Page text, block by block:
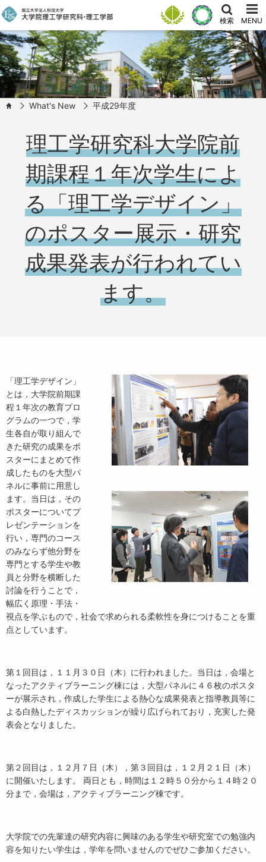
検索 MENU
HOMEWhat's New 平成29年度
理工学研究科大学院前
期課程１年次学生によ
る「理工学デザイン」
のポスター展示・研究
成果発表が行われてい
ます。
「理工学デザイン」
とは，大学院前期課
程１年次の教育プロ
グラムの一つで，学
生各自が取り組んで
きた研究の成果をポ
スターにまとめて作
成したものを大型パ
ネルに事前に用意し
ます。当日は，その
ポスターについてプ
レゼンテーションを
行い，専門のコース
のみならず他分野を
専門とする学生や教
員と分野を横断した
討論を行うことで，
幅広く原理・手法・
視点を学ぶもので，社会で求められる柔軟性を身につけることを重
点としています。
第１回目は，１１月３０日（木）に行われました。当日は，会場と
なったアクティブラーニング棟には，大型パネルに４６枚のポスタ
ーが展示され，作成した学生による熱心な成果発表と指導教員等に
よる白熱したディスカッションが繰り広げられており，充実した発
表会となりました。
第２回目は，１２月７日（木），第３回目は，１２月２１日（木）
に開催いたします。 両日とも，時間は１２時５０分から１４時２０
分まで，会場は，アクティブラーニング棟です。
大学院での先輩達の研究内容に興味のある学生や研究室での勉強内
容を知りたい学生は，学年を問いませんのでぜひご参加ください。